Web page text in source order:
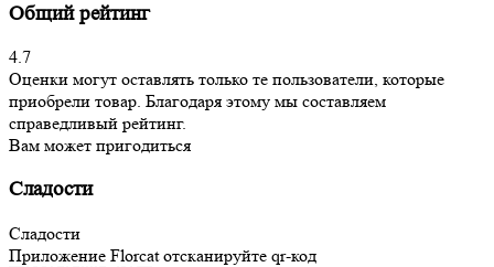
Общий рейтинг
4.7
Оценки могут оставлять только те пользователи, которые
приобрели товар. Благодаря этому мы составляем
справедливый рейтинг.
Вам может пригодиться
Сладости
Сладости
Приложение Florcat отсканируйте qr-код